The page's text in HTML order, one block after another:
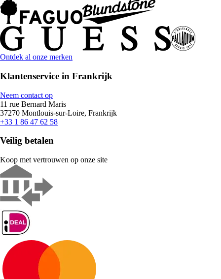
Ontdek al onze merken
Klantenservice in Frankrijk
Neem contact op
11 rue Bernard Maris
37270 Montlouis-sur-Loire, Frankrijk
+33 1 86 47 62 58
Veilig betalen
Koop met vertrouwen op onze site